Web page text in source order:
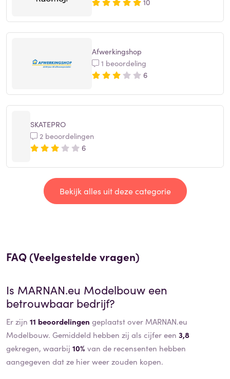
10
Afwerkingshop
1 beoordeling
6
SKATEPRO
2 beoordelingen
6
Bekijk alles uit deze categorie
FAQ (Veelgestelde vragen)
Is MARNAN.eu Modelbouw een
betrouwbaar bedrijf?
Er zijn 11 beoordelingen geplaatst over MARNAN.eu
Modelbouw. Gemiddeld hebben zij als cijfer een 3,8
gekregen, waarbij 10% van de recensenten hebben
aangegeven dat ze hier weer zouden kopen.